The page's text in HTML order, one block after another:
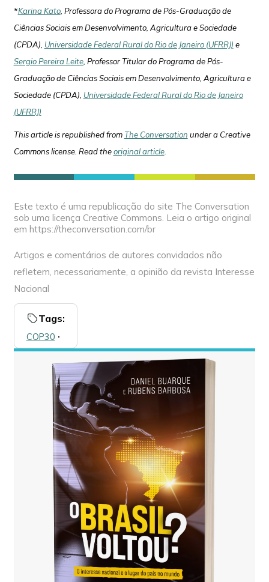
*Karina Kato, Professora do Programa de Pós-Graduação de
Ciências Sociais em Desenvolvimento, Agricultura e Sociedade
(CPDA), Universidade Federal Rural do Rio de Janeiro (UFRRJ) e
Sergio Pereira Leite, Professor Titular do Programa de Pós-
Graduação de Ciências Sociais em Desenvolvimento, Agricultura e
Sociedade (CPDA), Universidade Federal Rural do Rio de Janeiro
(UFRRJ)
This article is republished from The Conversation under a Creative
Commons license. Read theoriginal article.
Este texto é uma republicação do site The Conversation
sob uma licença Creative Commons. Leia o artigo original
em https://theconversation.com/br
Artigos e comentários de autores convidados não
refletem, necessariamente, a opinião da revista Interesse
Nacional
Tags:
COP30 🞌